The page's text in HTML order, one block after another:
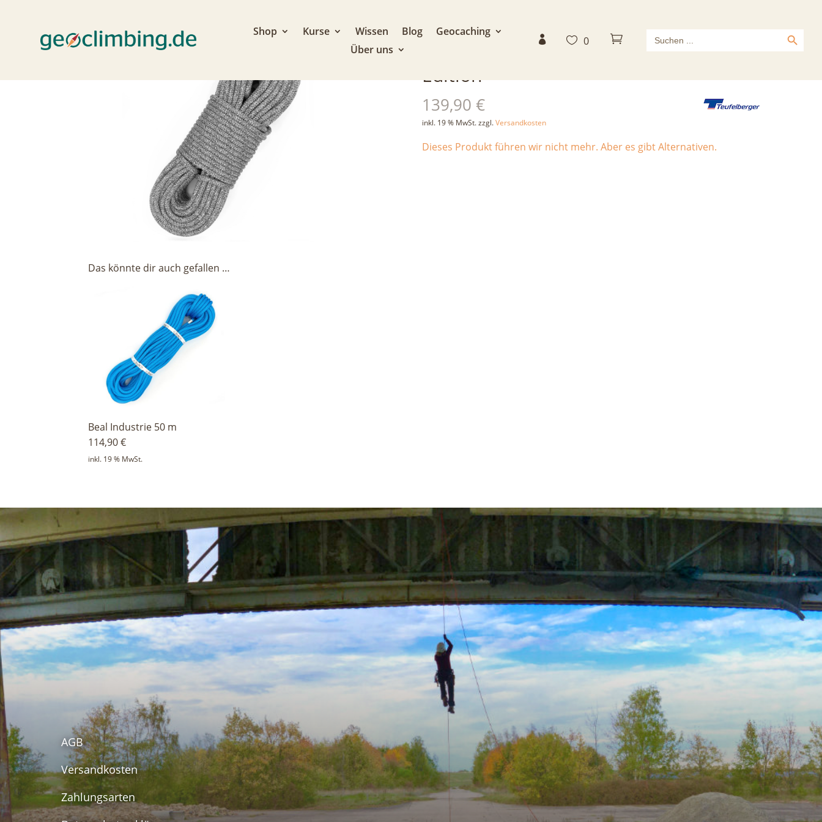
Shop Kurse Wissen Blog
Geocaching
Über uns
  0  Search
for:
Search Button
Teufelberger Chameleon geoclimbing
Edition
139,90 €
inkl. 19 % MwSt.zzgl.Versandkosten
Dieses Produkt führen wir nicht mehr. Aber es gibt Alternativen.
Das könnte dir auch gefallen …
Beal Industrie 50 m
114,90€
inkl. 19 % MwSt.
AGB
Versandkosten
Zahlungsarten